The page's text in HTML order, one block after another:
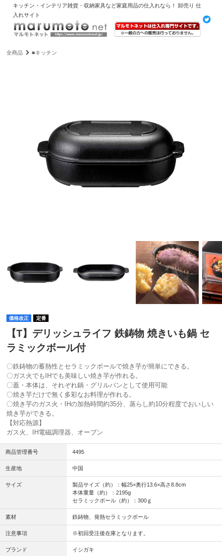
キッチン・インテリア雑貨・収納家具など家庭用品の仕入れなら！ 卸売り 仕
入れサイト
全商品 ■キッチン
価格改正 定番
【T】デリッシュライフ 鉄鋳物 焼きいも鍋 セ
ラミックボール付
〇鉄鋳物の蓄熱性とセラミックボールで焼き芋が簡単にできる。
〇ガス火でもIHでも美味しい焼き芋が作れる。
〇蓋・本体は、それぞれ鍋・グリルパンとして使用可能
〇焼き芋だけで無く多彩なお料理が作れる。
〇焼き芋のガス火・IHの加熱時間約35分、蒸らし約10分程度でおいしい
焼き芋ができる。
【対応熱源】
ガス火、IH電磁調理器、オーブン
商品管理番号 4495
生産地 中国
サイズ
製品サイズ（約）：幅25×奥行13.6×高さ8.8cm
本体重量（約）：2195g
セラミックボール（約）：300ｇ
素材 鉄鋳物、発熱セラミックボール
注意事項 ※初回受注後在庫となります。
ブランド イシガキ